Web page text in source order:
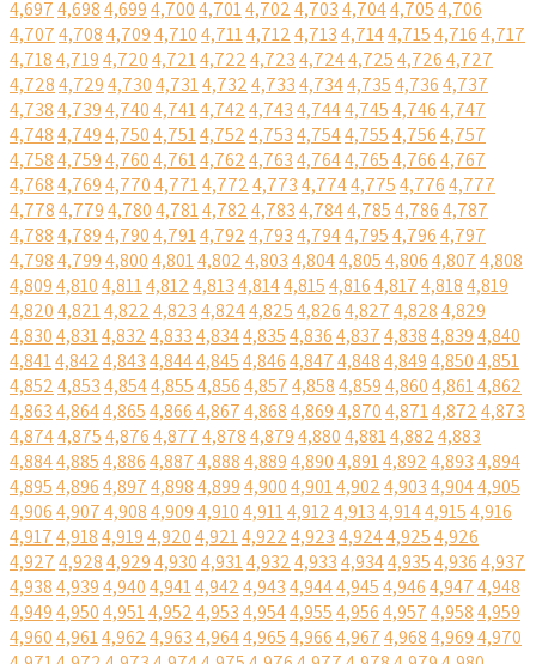
4,6974,6984,6994,7004,7014,7024,7034,7044,7054,706
4,7074,7084,7094,7104,7114,7124,7134,7144,7154,7164,717
4,7184,7194,7204,7214,7224,7234,7244,7254,7264,727
4,7284,7294,7304,7314,7324,7334,7344,7354,7364,737
4,7384,7394,7404,7414,7424,7434,7444,7454,7464,747
4,7484,7494,7504,7514,7524,7534,7544,7554,7564,757
4,7584,7594,7604,7614,7624,7634,7644,7654,7664,767
4,7684,7694,7704,7714,7724,7734,7744,7754,7764,777
4,7784,7794,7804,7814,7824,7834,7844,7854,7864,787
4,7884,7894,7904,7914,7924,7934,7944,7954,7964,797
4,7984,7994,8004,8014,8024,8034,8044,8054,8064,8074,808
4,8094,8104,8114,8124,8134,8144,8154,8164,8174,8184,819
4,8204,8214,8224,8234,8244,8254,8264,8274,8284,829
4,8304,8314,8324,8334,8344,8354,8364,8374,8384,8394,840
4,8414,8424,8434,8444,8454,8464,8474,8484,8494,8504,851
4,8524,8534,8544,8554,8564,8574,8584,8594,8604,8614,862
4,8634,8644,8654,8664,8674,8684,8694,8704,8714,8724,873
4,8744,8754,8764,8774,8784,8794,8804,8814,8824,883
4,8844,8854,8864,8874,8884,8894,8904,8914,8924,8934,894
4,8954,8964,8974,8984,8994,9004,9014,9024,9034,9044,905
4,9064,9074,9084,9094,9104,9114,9124,9134,9144,9154,916
4,9174,9184,9194,9204,9214,9224,9234,9244,9254,926
4,9274,9284,9294,9304,9314,9324,9334,9344,9354,9364,937
4,9384,9394,9404,9414,9424,9434,9444,9454,9464,9474,948
4,9494,9504,9514,9524,9534,9544,9554,9564,9574,9584,959
4,9604,9614,9624,9634,9644,9654,9664,9674,9684,9694,970